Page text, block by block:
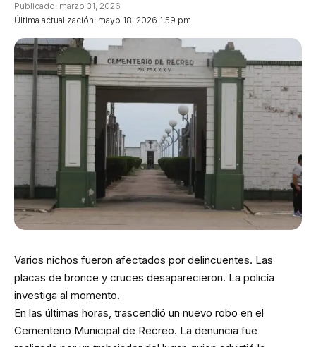
Última actualización: mayo 18, 2026 1:59 pm
Publicado: marzo 31, 2026
Varios nichos fueron afectados por delincuentes. Las
placas de bronce y cruces desaparecieron. La policía
investiga al momento.
En las últimas horas, trascendió un nuevo robo en el
Cementerio Municipal de Recreo. La denuncia fue